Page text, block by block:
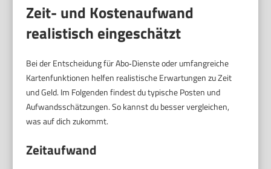
Zeit- und Kostenaufwand
realistisch eingeschätzt
Bei der Entscheidung für Abo‑Dienste oder umfangreiche
Kartenfunktionen helfen realistische Erwartungen zu Zeit
und Geld. Im Folgenden findest du typische Posten und
Aufwandsschätzungen. So kannst du besser vergleichen,
was auf dich zukommt.
Zeitaufwand